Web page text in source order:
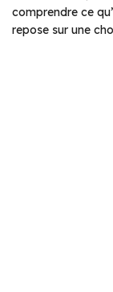
comprendre ce
repose sur une